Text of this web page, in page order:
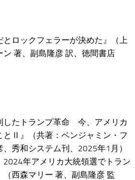
とロックフェラーが決めた』（上
著、副島隆彦 訳、徳間書店
したトランプ革命 今、アメリカ
とⅡ』（共著：ベンジャミン・フ
秀和システム刊、2025年1月）
年アメリカ大統領選でトラン
西森マリー 著、副島隆彦 監